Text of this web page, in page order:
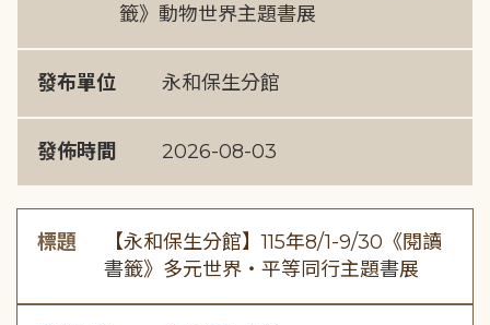
籤》動物世界主題書展
發布單位 永和保生分館
發佈時間 2026-08-03
標題
【永和保生分館】115年8/1-9/30《閱讀
書籤》多元世界・平等同行主題書展